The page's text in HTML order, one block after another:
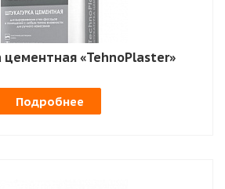
цементная «TehnoPlaster»
Подробнее